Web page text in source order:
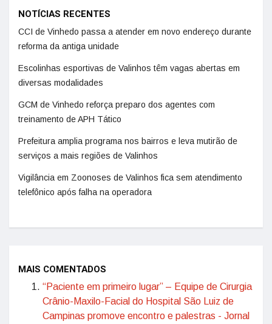
NOTÍCIAS RECENTES
CCI de Vinhedo passa a atender em novo endereço durante
reforma da antiga unidade
Escolinhas esportivas de Valinhos têm vagas abertas em
diversas modalidades
GCM de Vinhedo reforça preparo dos agentes com
treinamento de APH Tático
Prefeitura amplia programa nos bairros e leva mutirão de
serviços a mais regiões de Valinhos
Vigilância em Zoonoses de Valinhos fica sem atendimento
telefônico após falha na operadora
MAIS COMENTADOS
“Paciente em primeiro lugar” – Equipe de Cirurgia
Crânio-Maxilo-Facial do Hospital São Luiz de
Campinas promove encontro e palestras - Jornal